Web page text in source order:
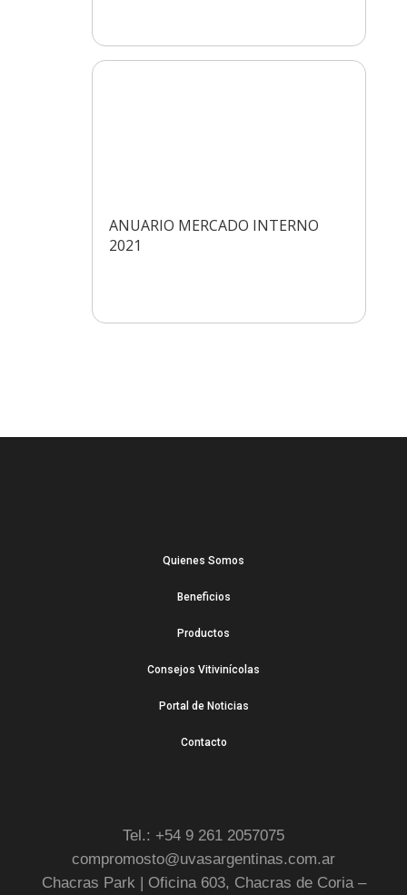
ANUARIO MERCADO INTERNO
2021
Quienes Somos
Beneficios
Productos
Consejos Vitivinícolas
Portal de Noticias
Contacto
Tel.: +54 9 261 2057075
compromosto@uvasargentinas.com.ar
Chacras Park | Oficina 603, Chacras de Coria –